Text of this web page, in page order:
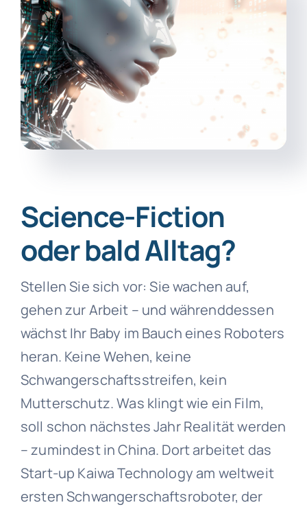
Science-Fiction
oder bald Alltag?
Stellen Sie sich vor: Sie wachen auf,
gehen zur Arbeit – und währenddessen
wächst Ihr Baby im Bauch eines Roboters
heran. Keine Wehen, keine
Schwangerschaftsstreifen, kein
Mutterschutz. Was klingt wie ein Film,
soll schon nächstes Jahr Realität werden
– zumindest in China. Dort arbeitet das
Start-up Kaiwa Technology am weltweit
ersten Schwangerschaftsroboter, der